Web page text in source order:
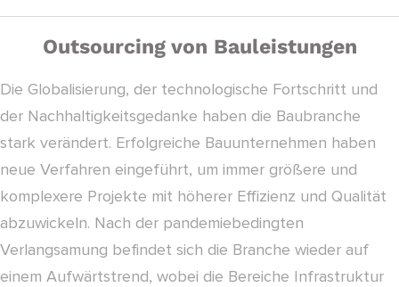
Outsourcing von Bauleistungen
Die Globalisierung, der technologische Fortschritt und
der Nachhaltigkeitsgedanke haben die Baubranche
stark verändert. Erfolgreiche Bauunternehmen haben
neue Verfahren eingeführt, um immer größere und
komplexere Projekte mit höherer Effizienz und Qualität
abzuwickeln. Nach der pandemiebedingten
Verlangsamung befindet sich die Branche wieder auf
einem Aufwärtstrend, wobei die Bereiche Infrastruktur